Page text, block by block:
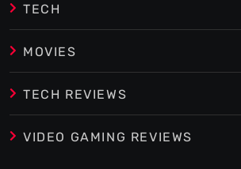
TECH
MOVIES
TECH REVIEWS
VIDEO GAMING REVIEWS